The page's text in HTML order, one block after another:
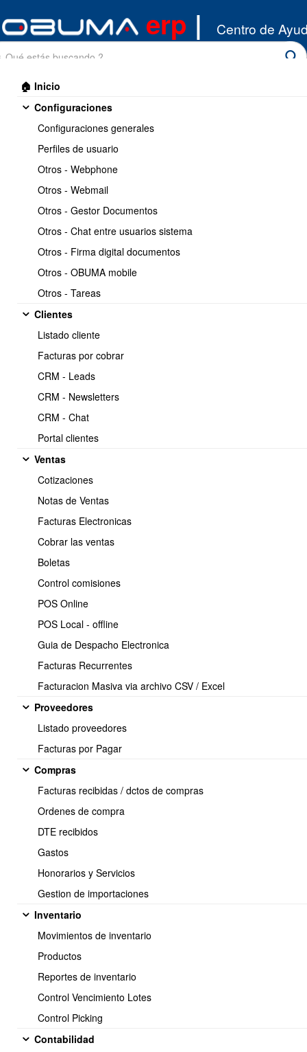
erp | Centro de
🏠 Inicio
Configuraciones
Configuraciones generales
Perfiles de usuario
Otros - Webphone
Otros - Webmail
Otros - Gestor Documentos
Otros - Chat entre usuarios sistema
Otros - Firma digital documentos
Otros - OBUMA mobile
Otros - Tareas
Clientes
Listado cliente
Facturas por cobrar
CRM - Leads
CRM - Newsletters
CRM - Chat
Portal clientes
Ventas
Cotizaciones
Notas de Ventas
Facturas Electronicas
Cobrar las ventas
Boletas
Control comisiones
POS Online
POS Local - offline
Guia de Despacho Electronica
Facturas Recurrentes
Facturacion Masiva via archivo CSV / Excel
Proveedores
Listado proveedores
Facturas por Pagar
Compras
Facturas recibidas / dctos de compras
Ordenes de compra
DTE recibidos
Gastos
Honorarios y Servicios
Gestion de importaciones
Inventario
Movimientos de inventario
Productos
Reportes de inventario
Control Vencimiento Lotes
Control Picking
Contabilidad
API Integracion/
Imprimir << Anterior 4 / 7
Conectar OBUMA erp con
POWER BI
obuma-erp-con-power-bi
Para conectar OBUMA erp con
POWER BI tiene 2 opciones:
1.- Conectar dentro de OBUMA
Ventajas:
Desde OBUMA erp puede crear, actualizar conjuntos de datos
y generar informes en Power BI Services.
Visualización múltiple de informes de Power BI Services.
Desventajas:
Sólo permite mostrar los campos predefinidos, menos flexible
en la extracción de datos.
Al sincronizar los campos predefinidos, Power BI Services
aplica un límite de columnas por cada campo.
Requisitos:
Adquirir un servicio en la nube de Microsoft como Azure,
Microsoft Intune o Microsoft 365.
Adquirir el servicio de Power BI Premium Por capacidad.
2.- Conectar con power bi desktop
Ventajas:
Dispone de más opciones de datos (todos los permitidos por
Si utiliza Power BI Services puede publicar datos desde Power
BI Desktop vía api de Obuma erp.
automáticas de datos vía api OBUMA erp esto facilita que los
informes estén siempre actualizados.
Desventajas:
Debe actualizar manualmente los datos en Power BI Desktop,